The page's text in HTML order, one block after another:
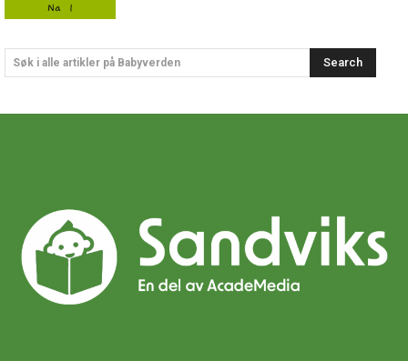
Søk i alle artikler på Babyverden Search